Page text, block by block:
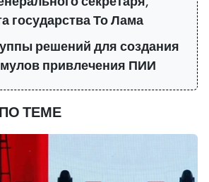
государства То Лама
решений для создания
привлечения ПИИ
ТЕМЕ